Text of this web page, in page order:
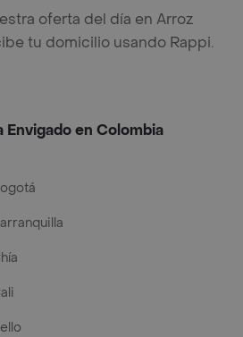
oferta del día en Arroz
tu domicilio usando Rappi.
Envigado en Colombia